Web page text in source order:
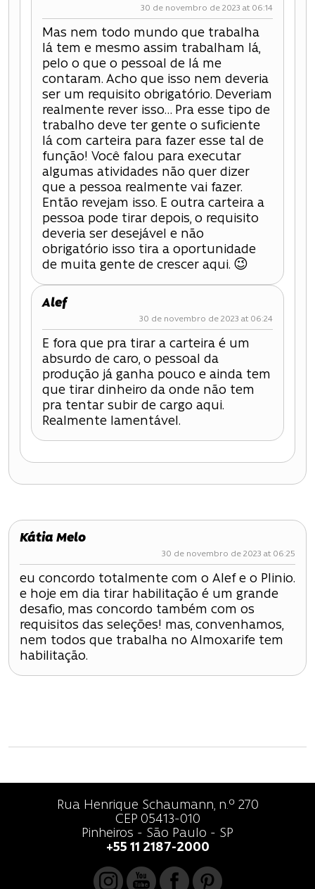
30 de novembro de 2023 at 06:14
Mas nem todo mundo que trabalha
lá tem e mesmo assim trabalham lá,
pelo o que o pessoal de lá me
contaram. Acho que isso nem deveria
ser um requisito obrigatório. Deveriam
realmente rever isso… Pra esse tipo de
trabalho deve ter gente o suficiente
lá com carteira para fazer esse tal de
função! Você falou para executar
algumas atividades não quer dizer
que a pessoa realmente vai fazer.
Então revejam isso. E outra carteira a
pessoa pode tirar depois, o requisito
deveria ser desejável e não
obrigatório isso tira a oportunidade
de muita gente de crescer aqui. 😉
Alef
30 de novembro de 2023 at 06:24
E fora que pra tirar a carteira é um
absurdo de caro, o pessoal da
produção já ganha pouco e ainda tem
que tirar dinheiro da onde não tem
pra tentar subir de cargo aqui.
Realmente lamentável.
Kátia Melo
30 de novembro de 2023 at 06:25
eu concordo totalmente com o Alef e o Plinio.
e hoje em dia tirar habilitação é um grande
desafio, mas concordo também com os
requisitos das seleções! mas, convenhamos,
nem todos que trabalha no Almoxarife tem
habilitação.
Rua Henrique Schaumann, n.º 270
CEP 05413-010
Pinheiros - São Paulo - SP
+55 11 2187-2000